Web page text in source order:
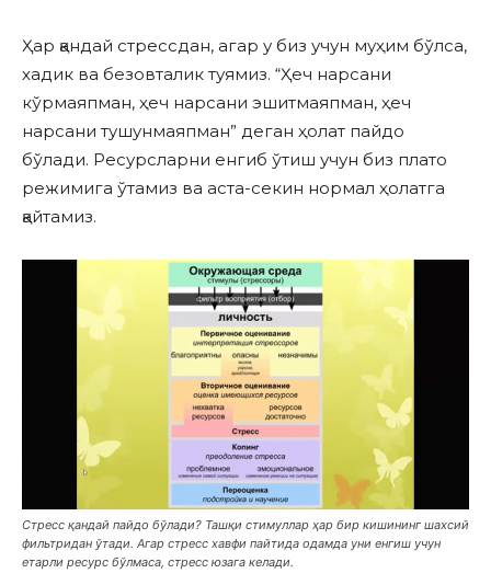
Ҳар қандай стрессдан, агар у биз учун муҳим бўлса,
хадик ва безовталик туямиз. “Ҳеч нарсани
кўрмаяпман, ҳеч нарсани эшитмаяпман, ҳеч
нарсани тушунмаяпман” деган ҳолат пайдо
бўлади. Ресурсларни енгиб ўтиш учун биз плато
режимига ўтамиз ва аста-секин нормал ҳолатга
қайтамиз.
Стресс қандай пайдо бўлади? Ташқи стимуллар ҳар бир кишининг шахсий
фильтридан ўтади. Агар стресс хавфи пайтида одамда уни енгиш учун
етарли ресурс бўлмаса, стресс юзага келади.